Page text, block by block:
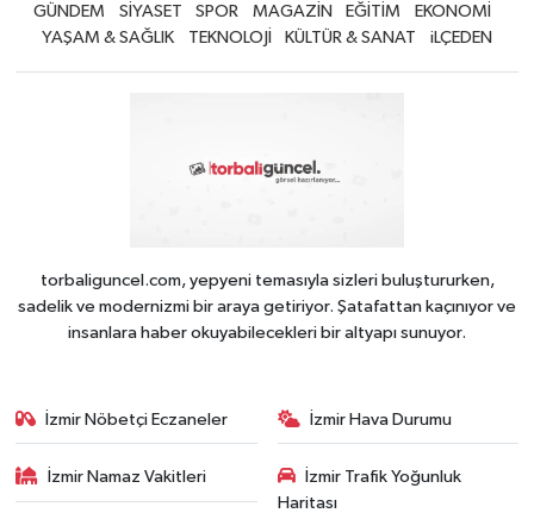
GÜNDEM SİYASET SPOR MAGAZİN EĞİTİM
EKONOMİ
YAŞAM & SAĞLIK
TEKNOLOJİ KÜLTÜR & SANAT iLÇEDEN
torbaliguncel.com, yepyeni temasıyla sizleri buluştururken,
sadelik ve modernizmi bir araya getiriyor. Şatafattan kaçınıyor ve
insanlara haber okuyabilecekleri bir altyapı sunuyor.
İzmir Nöbetçi Eczaneler İzmir Hava Durumu
İzmir Namaz Vakitleri
İzmir Trafik Yoğunluk
Haritası